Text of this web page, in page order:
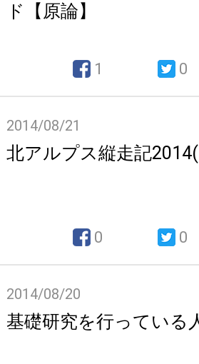
ド【原論】
1 0
2014/08/21
北アルプス縦走記
0 0
2014/08/20
基礎研究を行っている